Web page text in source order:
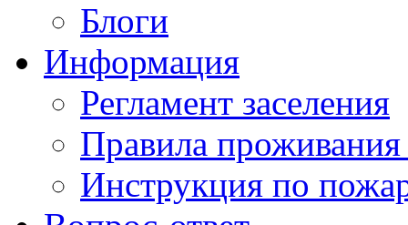
Блоги
Информация
Регламент заселения
Правила
Инструкция по